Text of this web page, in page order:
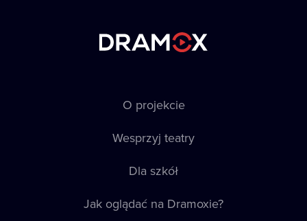
O projekcie
Wesprzyj teatry
Dla szkół
Jak oglądać na Dramoxie?